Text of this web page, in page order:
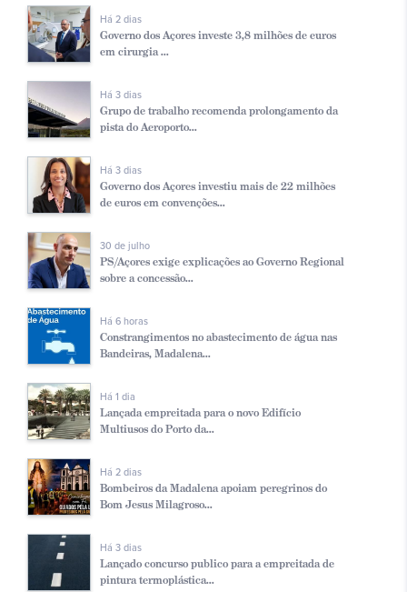
Há 2 dias
Governo dos Açores investe 3,8 milhões de euros
em cirurgia ...
Há 3 dias
Grupo de trabalho recomenda prolongamento da
pista do Aeroporto...
Há 3 dias
Governo dos Açores investiu mais de 22 milhões
de euros em convenções...
30 de julho
PS/Açores exige explicações ao Governo Regional
sobre a concessão...
Há 6 horas
Constrangimentos no abastecimento de água nas
Bandeiras, Madalena...
Há 1 dia
Lançada empreitada para o novo Edifício
Multiusos do Porto da...
Há 2 dias
Bombeiros da Madalena apoiam peregrinos do
Bom Jesus Milagroso...
Há 3 dias
Lançado concurso publico para a empreitada de
pintura termoplástica...